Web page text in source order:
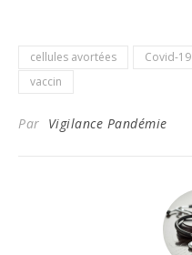
cellules avortées Covid-19
vaccin
Par Vigilance Pandémie